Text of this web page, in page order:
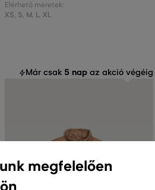
Elérhető méretek:
XS, S, M, L, XL
Már csak 5 napaz akció végéig
megfelelően